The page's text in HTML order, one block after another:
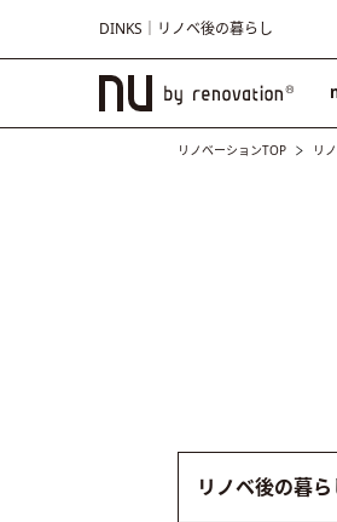
DINKS｜リノベ後の暮らし
リノベーションTOP リ
リノベ後の暮